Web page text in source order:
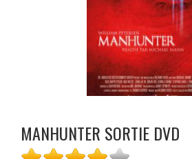
MANHUNTER SORTIE DVD